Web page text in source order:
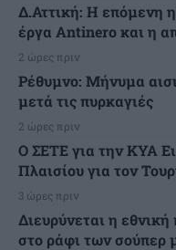
Δ.Αττική: Η επόμενη
έργα Antinero και η
2 ώρες πριν
Ρέθυμνο: Μήνυμα
μετά τις πυρκαγιές
2 ώρες πριν
Ο ΣΕΤΕ για την ΚΥΑ
Πλαισίου για τον
3 ώρες πριν
Διευρύνεται η εθνική
στο ράφι των σούπερ